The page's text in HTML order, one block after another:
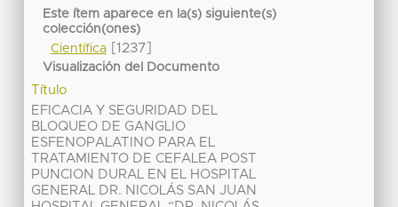
Este ítem aparece en la(s) siguiente(s)
colección(ones)
Científica[1237]
Visualización del Documento
Título
EFICACIA Y SEGURIDAD DEL
BLOQUEO DE GANGLIO
ESFENOPALATINO PARA EL
TRATAMIENTO DE CEFALEA POST
PUNCION DURAL EN EL HOSPITAL
GENERAL DR. NICOLÁS SAN JUAN